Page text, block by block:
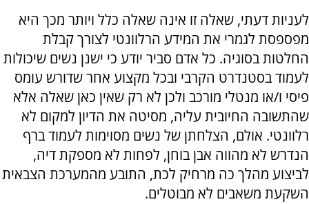
לעניות דעתי, שאלה זו אינה שאלה כלל ויותר מכך היא
מפספסת לגמרי את המידע הרלוונטי לצורך קבלת
החלטות בסוגיה. כל אדם סביר יודע כי ישנן נשים שיכולות
לעמוד בסטנדרט הקרבי ובכל מקצוע אחר שדורש עומס
פיסי ו/או מנטלי מורכב ולכן לא רק שאין כאן שאלה אלא
שהתשובה החיובית עליה, מסיטה את הדיון למקום לא
רלוונטי. אולם, הצלחתן של נשים מסוימות לעמוד ברף
הנדרש לא מהווה אבן בוחן, לפחות לא מספקת דיה,
לביצוע מהלך כה מרחיק לכת, התובע מהמערכת הצבאית
השקעת משאבים לא מבוטלים.